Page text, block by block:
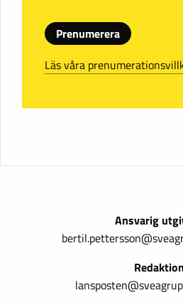
Prenumerera
Läs våra
Ansvarig
Redaktion